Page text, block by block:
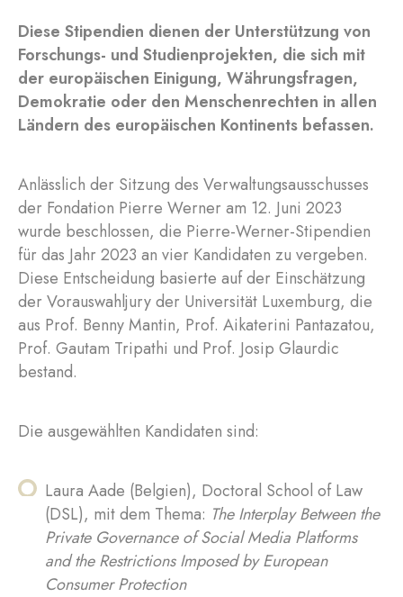
Diese Stipendien dienen der Unterstützung von
Forschungs- und Studienprojekten, die sich mit
der europäischen Einigung, Währungsfragen,
Demokratie oder den Menschenrechten in allen
Ländern des europäischen Kontinents befassen.
Anlässlich der Sitzung des Verwaltungsausschusses
der Fondation Pierre Werner am 12. Juni 2023
wurde beschlossen, die Pierre-Werner-Stipendien
für das Jahr 2023 an vier Kandidaten zu vergeben.
Diese Entscheidung basierte auf der Einschätzung
der Vorauswahljury der Universität Luxemburg, die
aus Prof. Benny Mantin, Prof. Aikaterini Pantazatou,
Prof. Gautam Tripathi und Prof. Josip Glaurdic
bestand.
Die ausgewählten Kandidaten sind:
Laura Aade (Belgien), Doctoral School of Law
(DSL), mit dem Thema: The Interplay Between the
Private Governance of Social Media Platforms
and the Restrictions Imposed by European
Consumer Protection